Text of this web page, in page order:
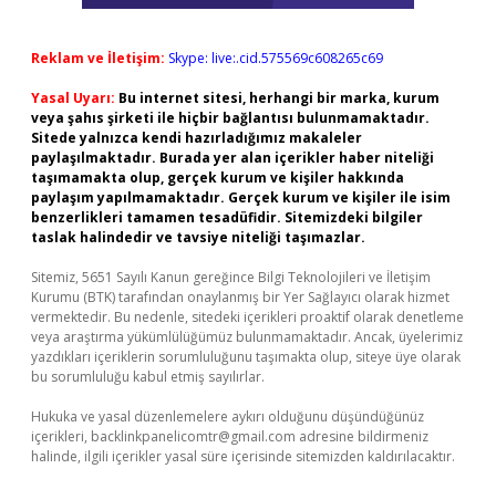
Reklam ve İletişim: Skype: live:.cid.575569c608265c69
Yasal Uyarı: Bu internet sitesi, herhangi bir marka, kurum
veya şahıs şirketi ile hiçbir bağlantısı bulunmamaktadır.
Sitede yalnızca kendi hazırladığımız makaleler
paylaşılmaktadır. Burada yer alan içerikler haber niteliği
taşımamakta olup, gerçek kurum ve kişiler hakkında
paylaşım yapılmamaktadır. Gerçek kurum ve kişiler ile isim
benzerlikleri tamamen tesadüfidir. Sitemizdeki bilgiler
taslak halindedir ve tavsiye niteliği taşımazlar.
Sitemiz, 5651 Sayılı Kanun gereğince Bilgi Teknolojileri ve İletişim
Kurumu (BTK) tarafından onaylanmış bir Yer Sağlayıcı olarak hizmet
vermektedir. Bu nedenle, sitedeki içerikleri proaktif olarak denetleme
veya araştırma yükümlülüğümüz bulunmamaktadır. Ancak, üyelerimiz
yazdıkları içeriklerin sorumluluğunu taşımakta olup, siteye üye olarak
bu sorumluluğu kabul etmiş sayılırlar.
Hukuka ve yasal düzenlemelere aykırı olduğunu düşündüğünüz
içerikleri, backlinkpanelicomtr@gmail.com adresine bildirmeniz
halinde, ilgili içerikler yasal süre içerisinde sitemizden kaldırılacaktır.